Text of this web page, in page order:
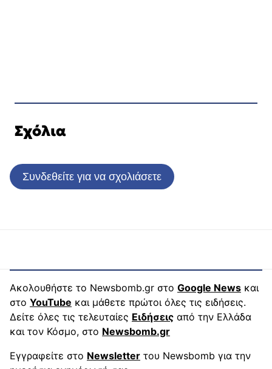
Σχόλια
Συνδεθείτε για να σχολιάσετε
Ακολουθήστε το Newsbomb.gr στο Google News και
στο YouTube και μάθετε πρώτοι όλες τις ειδήσεις.
Δείτε όλες τις τελευταίες Ειδήσεις από την Ελλάδα
και τον Κόσμο, στο Newsbomb.gr
Εγγραφείτε στο Newsletter του Newsbomb για την